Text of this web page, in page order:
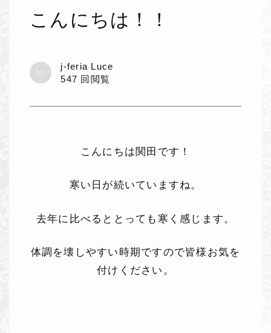
こんにちは！！
j-feria Luce
547 回閲覧
こんにちは関田です！
寒い日が続いていますね。
去年に比べるととっても寒く感じます。
体調を壊しやすい時期ですので皆様お気を
付けください。